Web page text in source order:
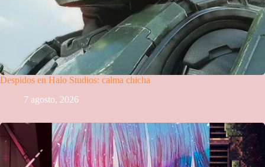
Despidos en Halo Studios: calma chicha
7 agosto, 2026